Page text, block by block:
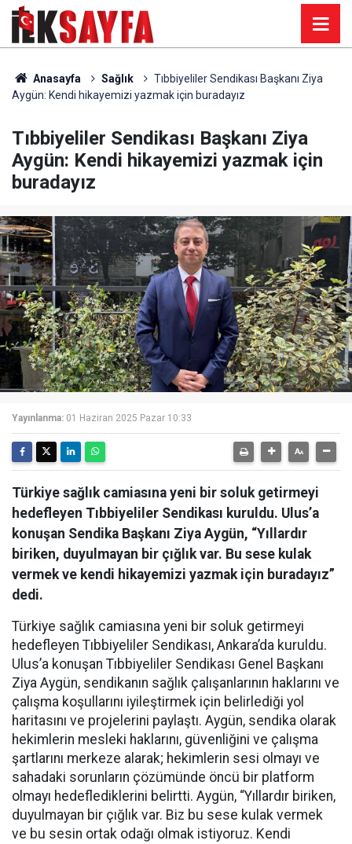
Anasayfa Sağlık
Tıbbiyeliler Sendikası Başkanı Ziya
Aygün: Kendi hikayemizi yazmak için buradayız
Tıbbiyeliler Sendikası Başkanı Ziya
Aygün: Kendi hikayemizi yazmak için
buradayız
Yayınlanma: 01 Haziran 2025 Pazar 10:33
Türkiye sağlık camiasına yeni bir soluk getirmeyi
hedefleyen Tıbbiyeliler Sendikası kuruldu. Ulus’a
konuşan Sendika Başkanı Ziya Aygün, “Yıllardır
biriken, duyulmayan bir çığlık var. Bu sese kulak
vermek ve kendi hikayemizi yazmak için buradayız”
dedi.
Türkiye sağlık camiasına yeni bir soluk getirmeyi
hedefleyen Tıbbiyeliler Sendikası, Ankara’da kuruldu.
Ulus’a konuşan Tıbbiyeliler Sendikası Genel Başkanı
Ziya Aygün, sendikanın sağlık çalışanlarının haklarını ve
çalışma koşullarını iyileştirmek için belirlediği yol
haritasını ve projelerini paylaştı. Aygün, sendika olarak
hekimlerin mesleki haklarını, güvenliğini ve çalışma
şartlarını merkeze alarak; hekimlerin sesi olmayı ve
sahadaki sorunların çözümünde öncü bir platform
olmayı hedeflediklerini belirtti. Aygün, “Yıllardır biriken,
duyulmayan bir çığlık var. Biz bu sese kulak vermek
ve bu sesin ortak odağı olmak istiyoruz. Kendi